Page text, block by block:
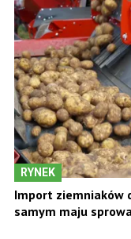
RYNEK
Import ziemniaków
samym maju